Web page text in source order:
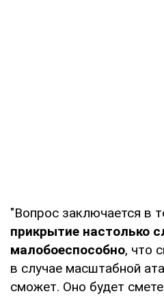
"Вопрос заключается в
прикрытие настолько
малобоеспособно, что
в случае масштабной
сможет. Оно будет